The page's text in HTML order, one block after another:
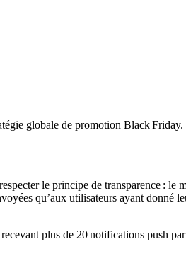
globale de promotion Black Friday.
le principe de transparence : le
qu’aux utilisateurs ayant donné
plus de 20 notifications push